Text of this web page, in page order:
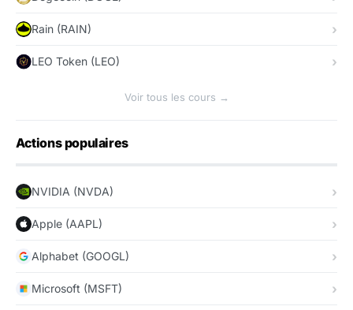
Rain (RAIN)
LEO Token (LEO)
Voir tous les cours →
Actions populaires
NVIDIA (NVDA)
Apple (AAPL)
Alphabet (GOOGL)
Microsoft (MSFT)